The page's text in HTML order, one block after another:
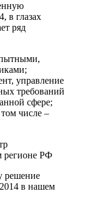
в глазах
ряд
управление
требований
сфере;
том числе –
регионе РФ
решение
в нашем